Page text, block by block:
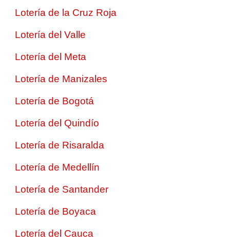
Lotería de la Cruz Roja
Lotería del Valle
Lotería del Meta
Lotería de Manizales
Lotería de Bogotá
Lotería del Quindío
Lotería de Risaralda
Lotería de Medellín
Lotería de Santander
Lotería de Boyaca
Lotería del Cauca